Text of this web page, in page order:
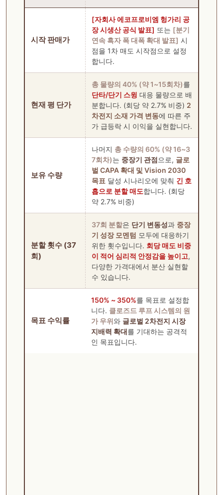
시작 판매가
[자회사 에코프로비엠 헝가리 공
장 시생산 공식 발표] 또는 [분기
연속 흑자 폭 대폭 확대 발표] 시
점을 1차 매도 시작점으로 설정
합니다.
현재 평 단가
총 물량의 40% (약 1~15회차)를
단타/단기 스윙 대응 물량으로 배
분합니다. (회당 약 2.7% 비중) 2
차전지 소재 가격 변동에 따른 주
가 급등락 시 이익을 실현합니다.
보유 수량
나머지 총 수량의 60% (약 16~3
7회차)는 중장기 관점으로, 글로
벌 CAPA 확대 및 Vision 2030
목표 달성 시나리오에 맞춰 긴 호
흡으로 분할 매도합니다. (회당
약 2.7% 비중)
분할 횟수 (37
회)
37회 분할은 단기 변동성과 중장
기 성장 모멘텀 모두에 대응하기
위한 횟수입니다. 회당 매도 비중
이 적어 심리적 안정감을 높이고,
다양한 가격대에서 분산 실현할
수 있습니다.
목표 수익률
150% ~ 350%를 목표로 설정합
니다. 클로즈드 루프 시스템의 원
가 우위와 글로벌 2차전지 시장
지배력 확대를 기대하는 공격적
인 목표입니다.